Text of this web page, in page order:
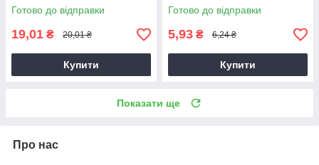
Готово до відправки
19,01 ₴ 20,01 ₴
Купити
Готово до відправки
5,93 ₴ 6,24 ₴
Купити
Показати ще
Про нас